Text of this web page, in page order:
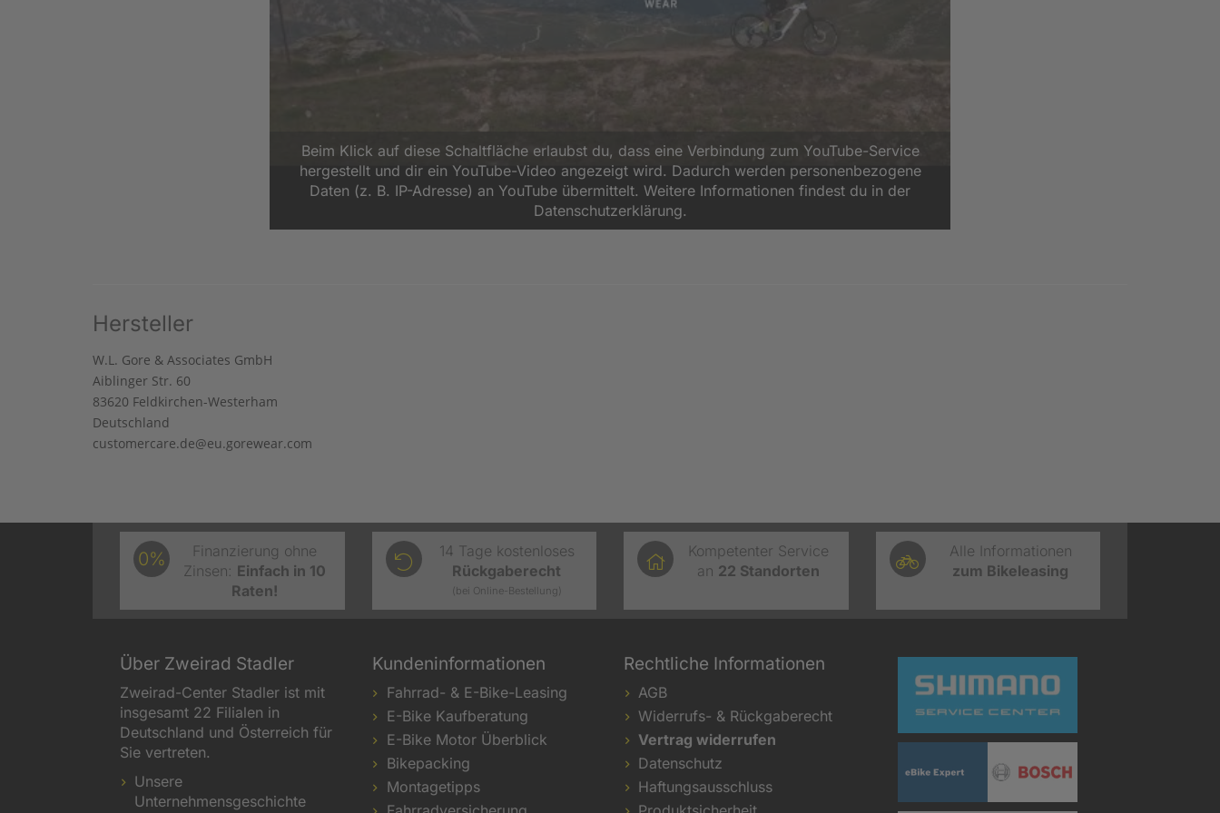
Beim Klick auf diese Schaltfläche erlaubst du, dass eine Verbindung zum YouTube-Service
hergestellt und dir ein YouTube-Video angezeigt wird. Dadurch werden personenbezogene
Daten (z. B. IP-Adresse) an YouTube übermittelt. Weitere Informationen findest du in der
Datenschutzerklärung.
Hersteller
W.L. Gore & Associates GmbH
Aiblinger Str. 60
83620 Feldkirchen-Westerham
Deutschland
customercare.de@eu.gorewear.com
0%
Finanzierung ohne
Zinsen: Einfach in 10
Raten!
14 Tage kostenloses
Rückgaberecht
(bei Online-Bestellung)
Kompetenter Service
an 22 Standorten
Alle Informationen
zum Bikeleasing
Über Zweirad Stadler
Zweirad-Center Stadler ist mit
insgesamt 22 Filialen in
Deutschland und Österreich für
Sie vertreten.
Unsere
Unternehmensgeschichte
Kundeninformationen
Fahrrad- & E-Bike-Leasing
E-Bike Kaufberatung
E-Bike Motor Überblick
Bikepacking
Montagetipps
Rechtliche Informationen
AGB
Widerrufs- & Rückgaberecht
Vertrag widerrufen
Datenschutz
Haftungsausschluss